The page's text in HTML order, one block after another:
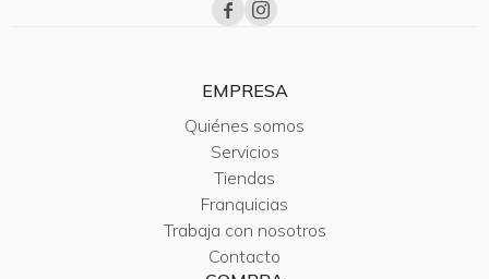
 
EMPRESA
Quiénes somos
Servicios
Tiendas
Franquicias
Trabaja con nosotros
Contacto